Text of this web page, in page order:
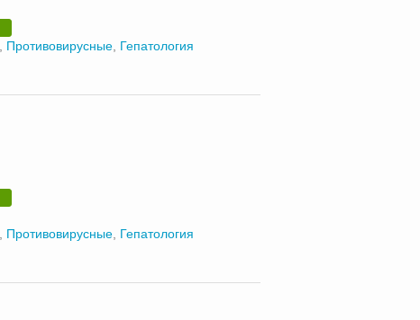
Противовирусные Гепатология
Противовирусные Гепатология